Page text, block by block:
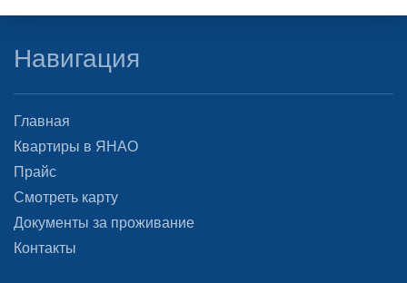
Навигация
Главная
Квартиры в ЯНАО
Прайс
Смотреть карту
Документы за проживание
Контакты